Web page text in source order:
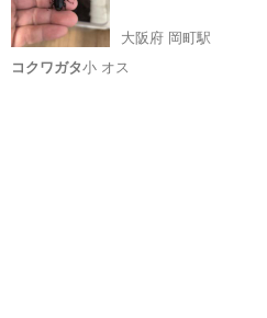
大阪府 岡町駅
コクワガタ小 オス